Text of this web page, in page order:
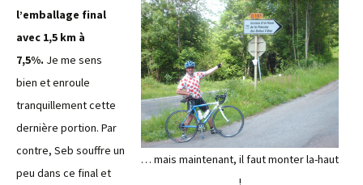
l’emballage final
avec 1,5 km à
7,5%. Je me sens
bien et enroule
tranquillement cette
dernière portion. Par
contre, Seb souffre un
peu dans ce final et
… mais maintenant, il faut monter la-haut
!